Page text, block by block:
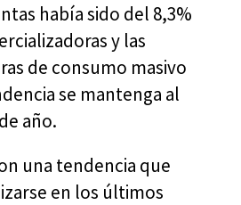
había sido del 8,3%
y las
de consumo masivo
se mantenga al
año.
una tendencia que
en los últimos